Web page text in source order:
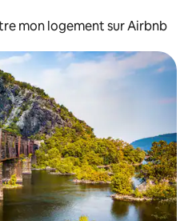
mon logement sur Airbnb